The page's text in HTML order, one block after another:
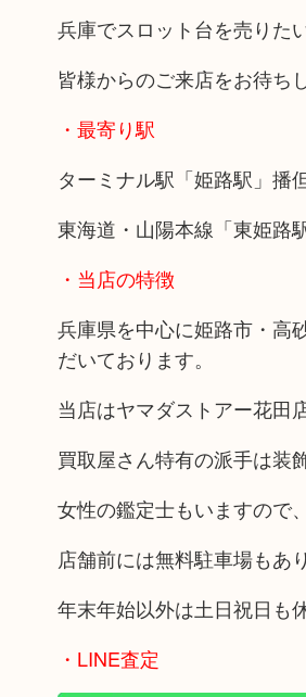
兵庫でスロット台を売りた
皆様からのご来店をお待ち
・最寄り駅
ターミナル駅「姫路駅」播
東海道・山陽本線「東姫路
・当店の特徴
兵庫県を中心に姫路市・高
だいております。
当店はヤマダストアー花田
買取屋さん特有の派手は装
女性の鑑定士もいますので
店舗前には無料駐車場もあ
年末年始以外は土日祝日も
・LINE査定